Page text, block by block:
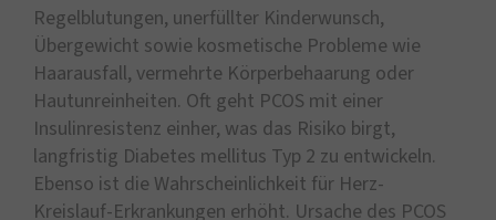
Regelblutungen, unerfüllter Kinderwunsch,
Übergewicht sowie kosmetische Probleme wie
Haarausfall, vermehrte Körperbehaarung oder
Hautunreinheiten. Oft geht PCOS mit einer
Insulinresistenz einher, was das Risiko birgt,
langfristig Diabetes mellitus Typ 2 zu entwickeln.
Ebenso ist die Wahrscheinlichkeit für Herz-
Kreislauf-Erkrankungen erhöht. Ursache des PCOS